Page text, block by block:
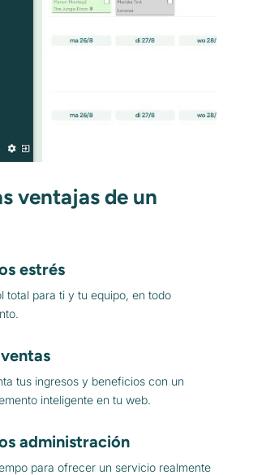
ventajas de un
estrés
total para ti y tu equipo, en todo
tus ingresos y beneficios con un
inteligente en tu web.
administración
para ofrecer un servicio realmente